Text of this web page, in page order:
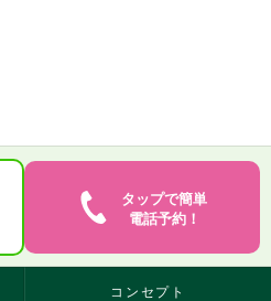
タップで簡単
電話予約！
コンセプト